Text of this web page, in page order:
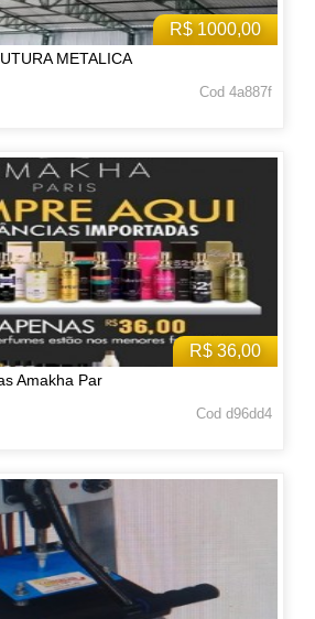
R$ 1000,00
METALICA
Cod 4a887f
R$ 36,00
Amakha Par
Cod d96dd4